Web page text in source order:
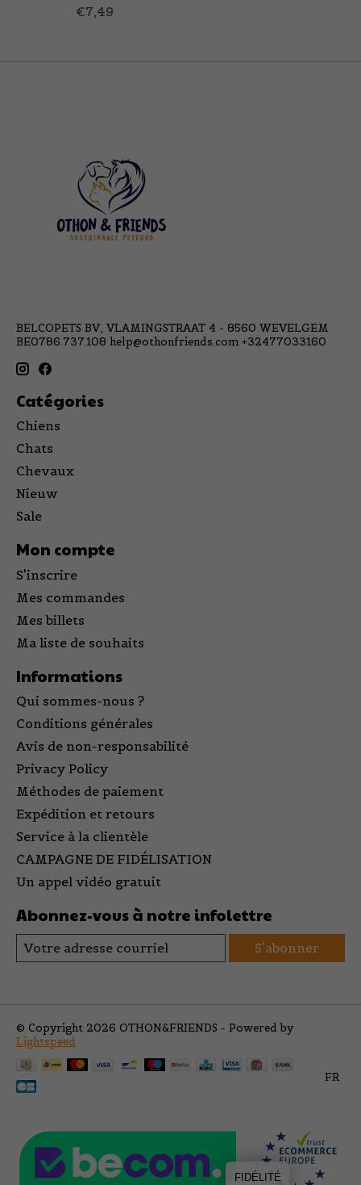
€7,49
BELCOPETS BV, VLAMINGSTRAAT 4 - 8560 WEVELGEM
BE0786.737.108 help@othonfriends.com +32477033160
Catégories
Chiens
Chats
Chevaux
Nieuw
Sale
Mon compte
S'inscrire
Mes commandes
Mes billets
Ma liste de souhaits
Informations
Qui sommes-nous ?
Conditions générales
Avis de non-responsabilité
Privacy Policy
Méthodes de paiement
Expédition et retours
Service à la clientèle
CAMPAGNE DE FIDÉLISATION
Un appel vidéo gratuit
Abonnez-vous à notre infolettre
S'abonner
© Copyright 2026 OTHON&FRIENDS - Powered by
Lightspeed
FR
FIDÉLITÉ